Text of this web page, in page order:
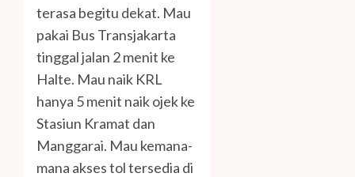
terasa begitu dekat. Mau
pakai Bus Transjakarta
tinggal jalan 2 menit ke
Halte. Mau naik KRL
hanya 5 menit naik ojek ke
Stasiun Kramat dan
Manggarai. Mau kemana-
mana akses tol tersedia di